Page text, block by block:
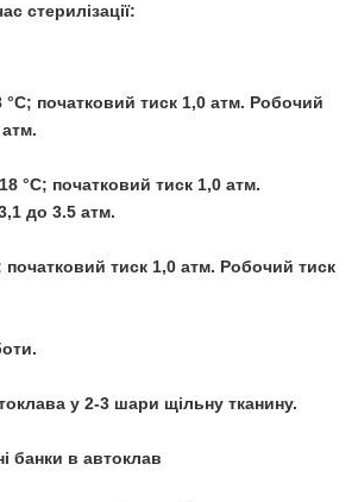
стерилізації:
°C; початковий тиск 1,0 атм. Робочий
°C; початковий тиск 1,0 атм.
до 3.5 атм.
початковий тиск 1,0 атм. Робочий тиск
у 2-3 шари щільну тканину.
банки в автоклав